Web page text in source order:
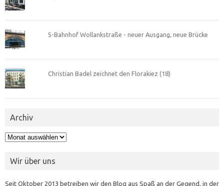
S-Bahnhof Wollankstraße - neuer Ausgang, neue Brücke
Christian Badel zeichnet den Florakiez (18)
Archiv
Archiv
Wir über uns
Seit Oktober 2013 betreiben wir den Blog aus Spaß an der Gegend, in der